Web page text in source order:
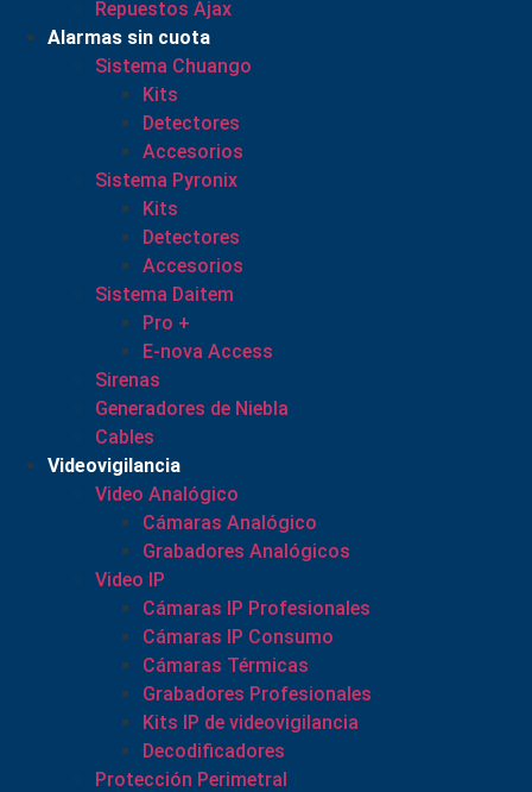
Repuestos Ajax
Alarmas sin cuota
Sistema Chuango
Kits
Detectores
Accesorios
Sistema Pyronix
Kits
Detectores
Accesorios
Sistema Daitem
Pro +
E-nova Access
Sirenas
Generadores de Niebla
Cables
Videovigilancia
Video Analógico
Cámaras Analógico
Grabadores Analógicos
Video IP
Cámaras IP Profesionales
Cámaras IP Consumo
Cámaras Térmicas
Grabadores Profesionales
Kits IP de videovigilancia
Decodificadores
Protección Perimetral